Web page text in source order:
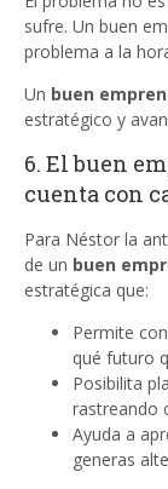
sufre. Un buen
problema a la
Un buen
estratégico y
6. El buen
cuenta con
Para Néstor la
de un buen
estratégica que:
Permite
qué futuro
Posibilita
rastreando
Ayuda a
generas